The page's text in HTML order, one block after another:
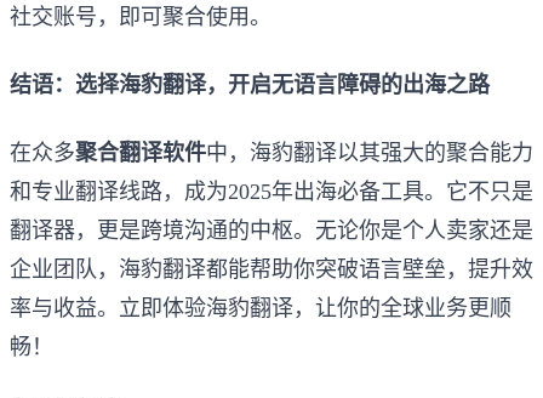
社交账号，即可聚合使用。
结语：选择海豹翻译，开启无语言障碍的出海之路
在众多聚合翻译软件中，海豹翻译以其强大的聚合能力
和专业翻译线路，成为2025年出海必备工具。它不只是
翻译器，更是跨境沟通的中枢。无论你是个人卖家还是
企业团队，海豹翻译都能帮助你突破语言壁垒，提升效
率与收益。立即体验海豹翻译，让你的全球业务更顺
畅！